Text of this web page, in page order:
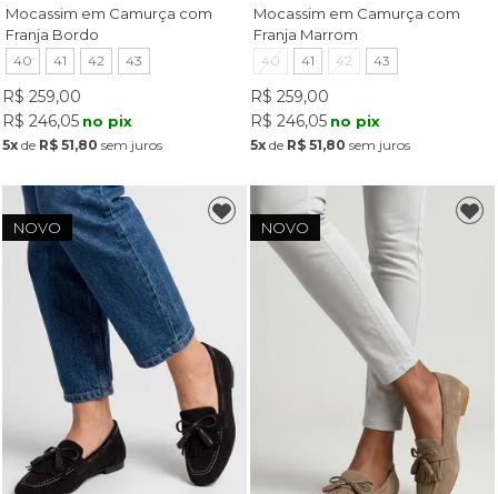
Mocassim em Camurça com
Franja Bordo
40 41 42 43
R$ 259,00
R$ 246,05 no pix
5xde R$ 51,80 sem juros
Mocassim em Camurça com
Franja Marrom
40 41 42 43
R$ 259,00
R$ 246,05 no pix
5x de R$ 51,80 sem juros
NOVO NOVO